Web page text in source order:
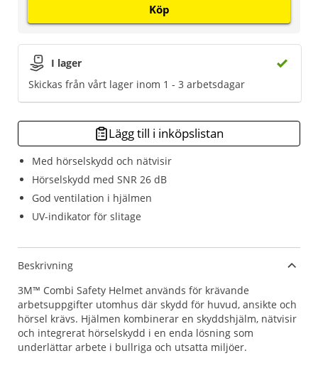
Med hörselskydd och nätvisir
Hörselskydd med SNR 26 dB
God ventilation i hjälmen
UV-indikator för slitage
I lager
Skickas från vårt lager inom 1 - 3 arbetsdagar
Köp
Lägg till i inköpslistan
Beskrivning
3M™ Combi Safety Helmet används för krävande
arbetsuppgifter utomhus där skydd för huvud, ansikte och
hörsel krävs. Hjälmen kombinerar en skyddshjälm, nätvisir
och integrerat hörselskydd i en enda lösning som
underlättar arbete i bullriga och utsatta miljöer.